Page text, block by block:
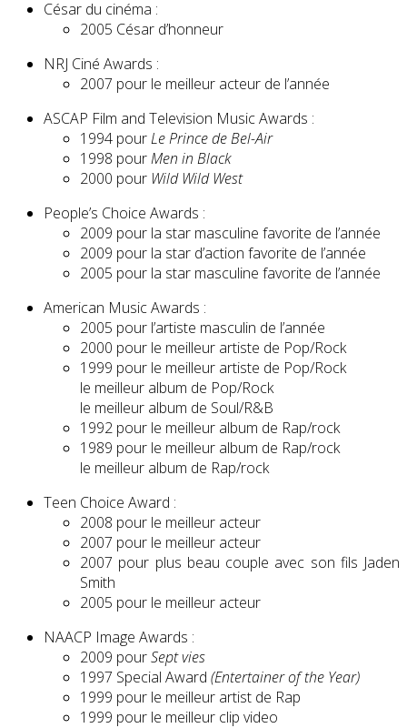
César du cinéma :
2005 César d’honneur
NRJ Ciné Awards :
2007 pour le meilleur acteur de l’année
ASCAP Film and Television Music Awards :
1994 pourLe Prince de Bel-Air
1998 pourMen in Black
2000 pour Wild Wild West
People’s Choice Awards :
2009 pour la star masculine favorite de l’année
2009 pour la star d’action favorite de l’année
2005 pour la star masculine favorite de l’année
American Music Awards :
2005 pour l’artiste masculin de l’année
2000 pour le meilleur artiste de Pop/Rock
1999 pour le meilleur artiste de Pop/Rock
le meilleur album de Pop/Rock
le meilleur album de Soul/R&B
1992 pour le meilleur album de Rap/rock
1989 pour le meilleur album de Rap/rock
le meilleur album de Rap/rock
Teen Choice Award :
2008 pour le meilleur acteur
2007 pour le meilleur acteur
2007 pour plus beau couple avec son fils Jaden
Smith
2005 pour le meilleur acteur
NAACP Image Awards :
2009 pourSept vies
1997 Special Award (Entertainer of the Year)
1999 pour le meilleur artist de Rap
1999 pour le meilleur clip video